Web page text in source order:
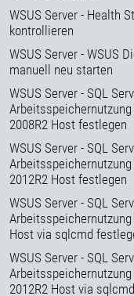
WSUS Server - Health
kontrollieren
WSUS Server - WSUS
manuell neu starten
WSUS Server - SQL
Arbeitsspeichernutzung
2008R2 Host festlegen
WSUS Server - SQL
Arbeitsspeichernutzung
2012R2 Host festlegen
WSUS Server - SQL
Host via sqlcmd
WSUS Server - SQL
Arbeitsspeichernutzung
2012R2 Host via sqlcmd